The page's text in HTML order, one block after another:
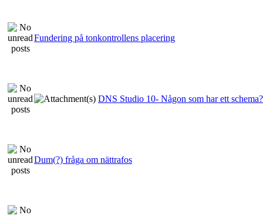
Fundering på tonkontrollens placering
DNS Studio 10- Någon som har ett schema?
Dum(?) fråga om nättrafos